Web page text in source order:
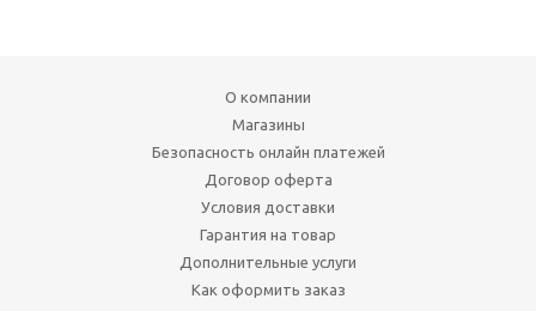
О компании
Магазины
Безопасность онлайн платежей
Договор оферта
Условия доставки
Гарантия на товар
Дополнительные услуги
Как оформить заказ